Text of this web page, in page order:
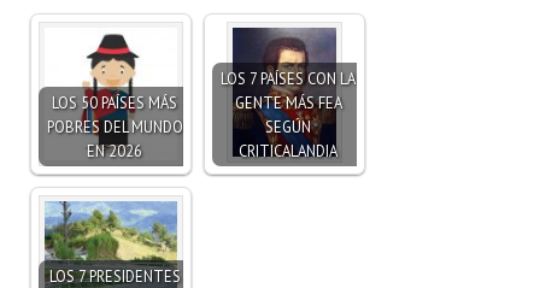
LOS 50 PAÍSES MÁS
POBRES DEL MUNDO
EN 2026
LOS 7 PAÍSES CON LA
GENTE MÁS FEA
SEGÚN
CRITICALANDIA
LOS 7 PRESIDENTES